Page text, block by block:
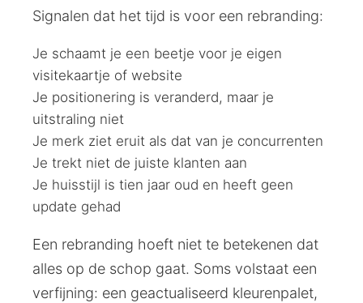
Signalen dat het tijd is voor een rebranding:
Je schaamt je een beetje voor je eigen
visitekaartje of website
Je positionering is veranderd, maar je
uitstraling niet
Je merk ziet eruit als dat van je concurrenten
Je trekt niet de juiste klanten aan
Je huisstijl is tien jaar oud en heeft geen
update gehad
Een rebranding hoeft niet te betekenen dat
alles op de schop gaat. Soms volstaat een
verfijning: een geactualiseerd kleurenpalet,